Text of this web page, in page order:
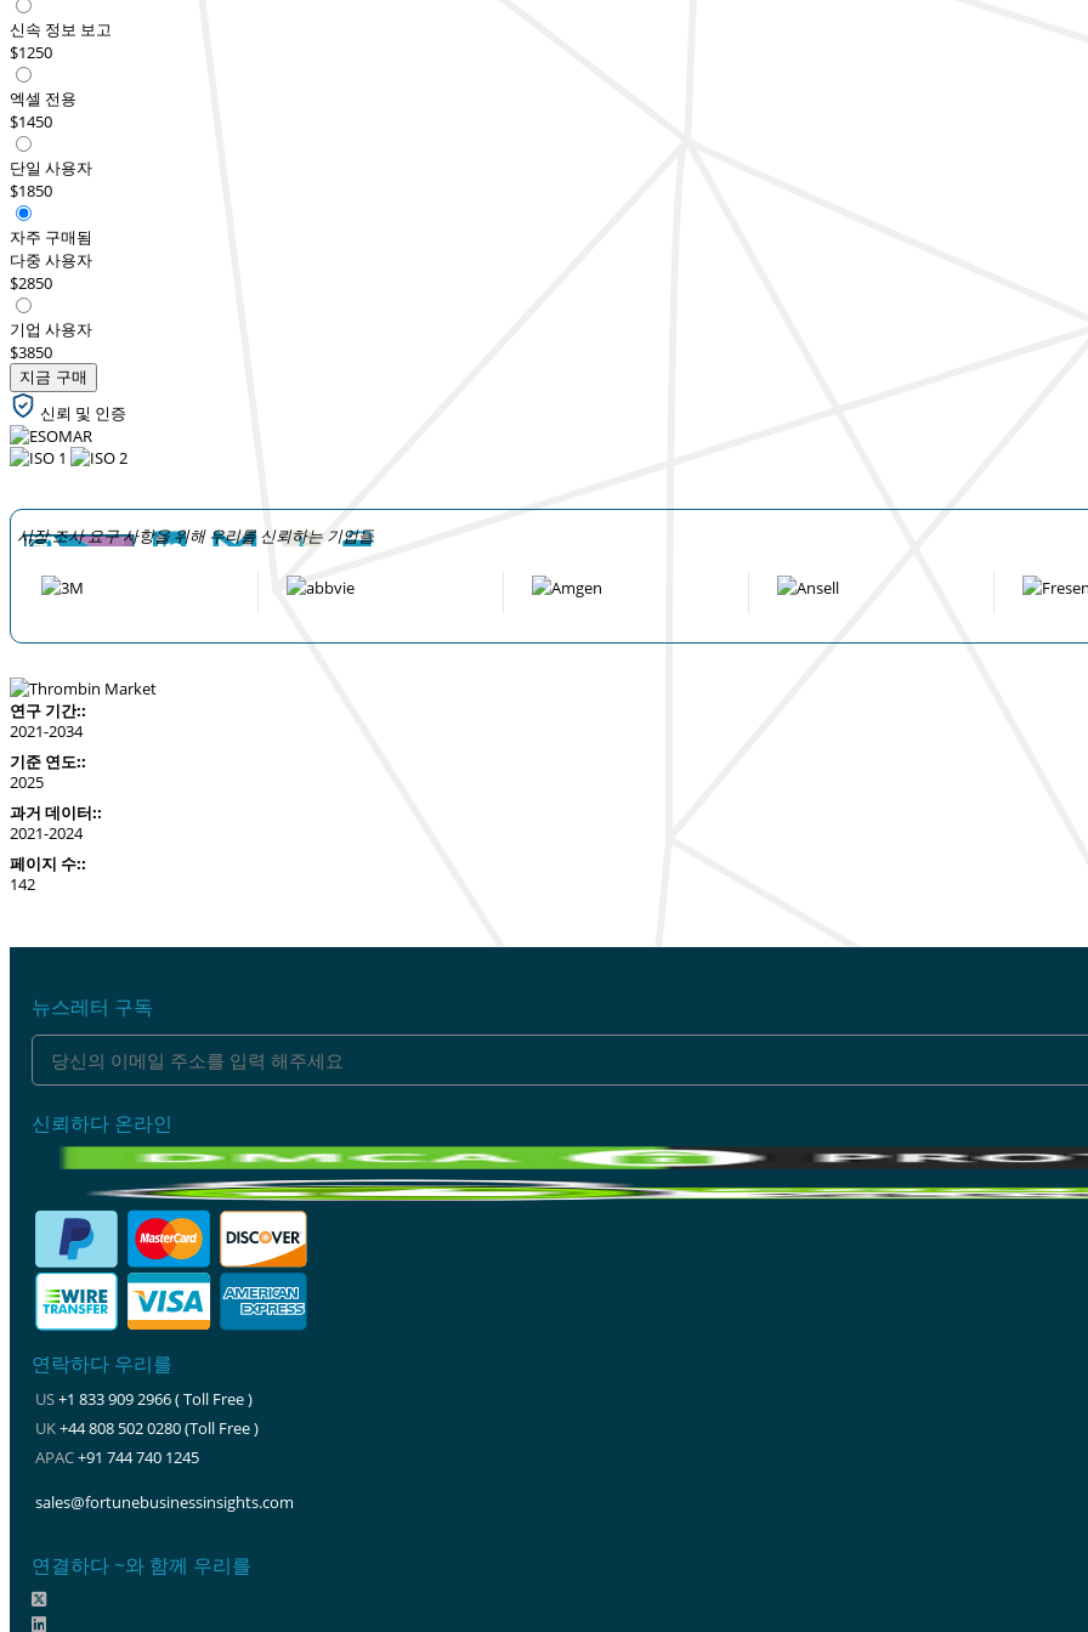
신속 정보 보고
$1250
엑셀 전용
$1450
단일 사용자
$1850
자주 구매됨
다중 사용자
$2850
기업 사용자
$3850
지금 구매
신뢰 및 인증
시장 조사 요구 사항을 위해 우리를 신뢰하는 기업들
연구 기간::
2021-2034
기준 연도::
2025
과거 데이터::
2021-2024
페이지 수::
142
뉴스레터 구독
신뢰하다 온라인
연락하다 우리를
US+1 833 909 2966 ( Toll Free )
UK+44 808 502 0280 (Toll Free )
APAC+91 744 740 1245
sales@fortunebusinessinsights.com
연결하다 ~와 함께 우리를